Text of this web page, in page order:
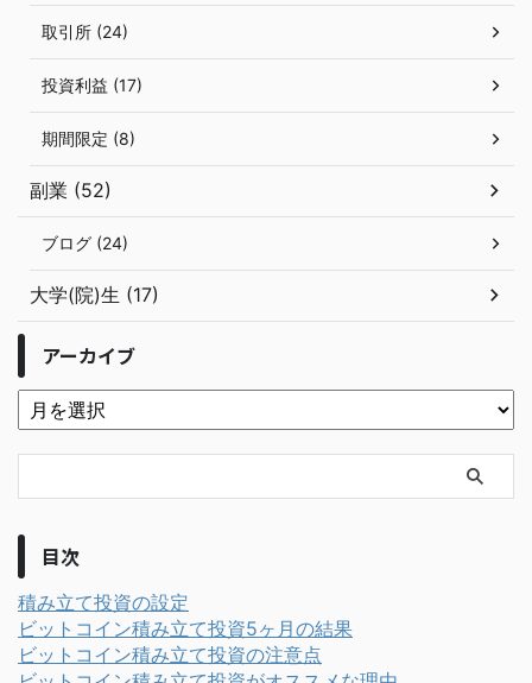
取引所 (24)
投資利益 (17)
期間限定 (8)
副業 (52)
ブログ (24)
大学(院)生 (17)
アーカイブ
目次
積み立て投資の設定
ビットコイン積み立て投資5ヶ月の結果
ビットコイン積み立て投資の注意点